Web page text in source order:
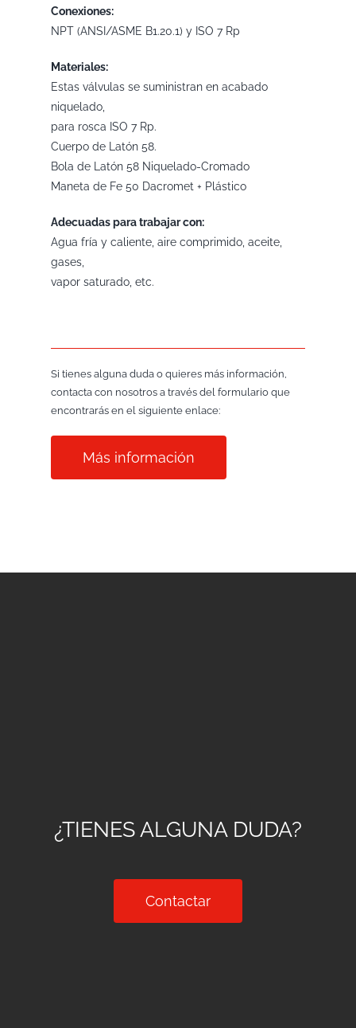
Conexiones:
NPT (ANSI/ASME B1.20.1) y ISO 7 Rp
Materiales:
Estas válvulas se suministran en acabado
niquelado,
para rosca ISO 7 Rp.
Cuerpo de Latón 58.
Bola de Latón 58 Niquelado-Cromado
Maneta de Fe 50 Dacromet + Plástico
Adecuadas para trabajar con:
Agua fría y caliente, aire comprimido, aceite,
gases,
vapor saturado, etc.
Si tienes alguna duda o quieres más información,
contacta con nosotros a través del formulario que
encontrarás en el siguiente enlace:
Más información
¿TIENES ALGUNA DUDA?
Contactar